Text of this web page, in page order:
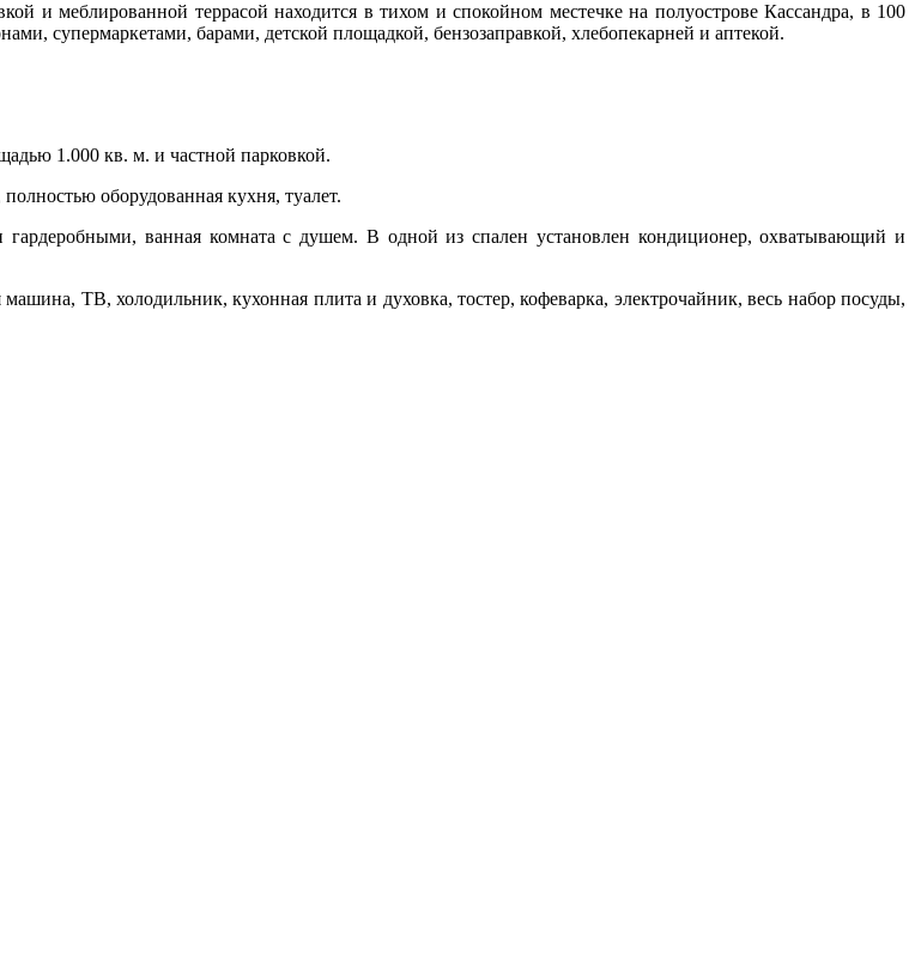
и меблированной террасой находится в тихом и спокойном местечке на полуострове Кассандра, в 100
супермаркетами, барами, детской площадкой, бензозаправкой, хлебопекарней и аптекой.
1.000 кв. м. и частной парковкой.
оборудованная кухня, туалет.
ванная комната с душем. В одной из спален установлен кондиционер, охватывающий и
ТВ, холодильник, кухонная плита и духовка, тостер, кофеварка, электрочайник, весь набор посуды,